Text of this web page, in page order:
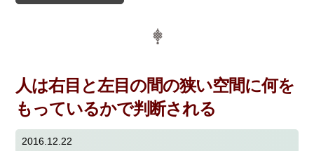
人は右目と左目の間の狭い空間に何を
もっているかで判断される
2016.12.22